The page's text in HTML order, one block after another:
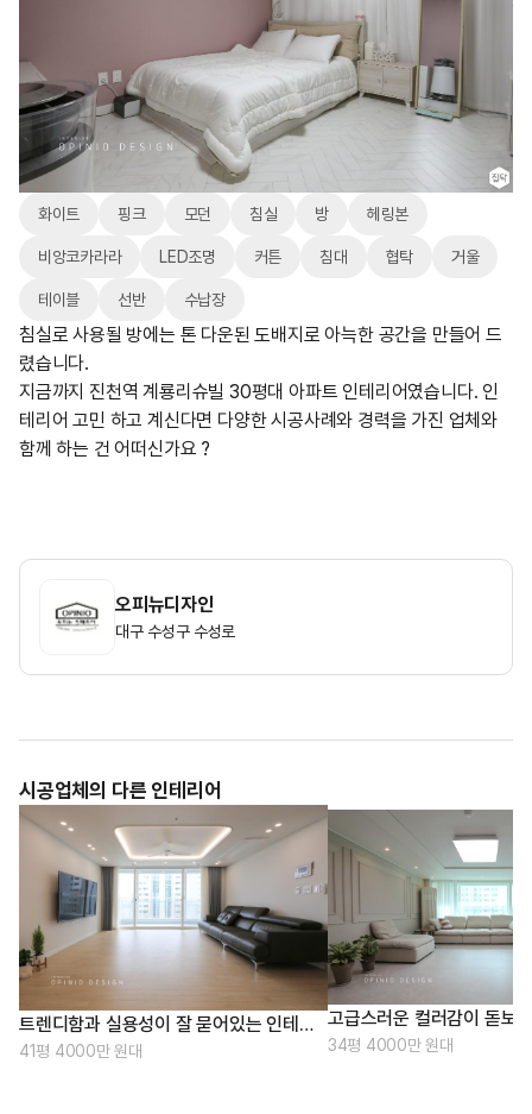
화이트 핑크 모던 침실 방 헤링본
비앙코카라라 LED조명 커튼 침대 협탁 거울
테이블 선반 수납장
침실로 사용될 방에는 톤 다운된 도배지로 아늑한 공간을 만들어 드
렸습니다.
지금까지 진천역 계룡리슈빌 30평대 아파트 인테리어였습니다. 인
테리어 고민 하고 계신다면 다양한 시공사례와 경력을 가진 업체와
함께 하는 건 어떠신가요 ?
오피뉴디자인
대구 수성구 수성로
시공업체의 다른 인테리어
트렌디함과 실용성이 잘 묻어있는 인테리어, 40평대 인테리어
41평 4000만 원대
고급스러운 컬러감이 돋보
34평 4000만 원대